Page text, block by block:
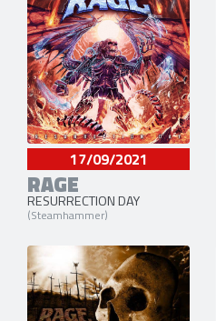
17/09/2021
RAGE
RESURRECTION DAY
(Steamhammer)